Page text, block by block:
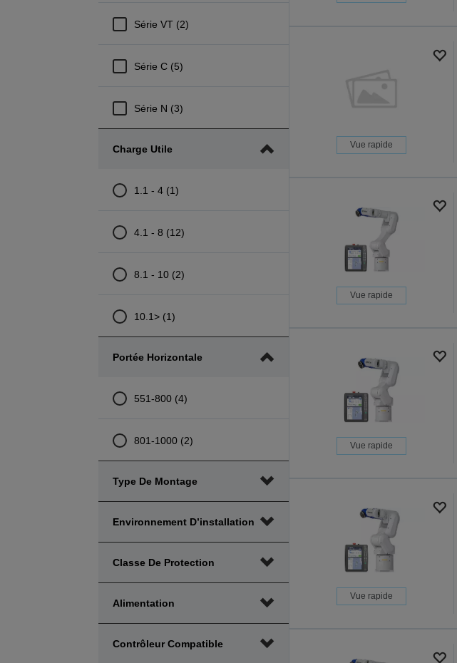
Série VT (2)
Série C (5)
Série N (3)
Charge Utile
1.1 - 4 (1)
4.1 - 8 (12)
8.1 - 10 (2)
10.1> (1)
Portée Horizontale
551-800 (4)
801-1000 (2)
Type De Montage
Environnement D’installation
Classe De Protection
Alimentation
Contrôleur Compatible
Vue rapide
Vue rapide
Vue rapide
Vue rapide